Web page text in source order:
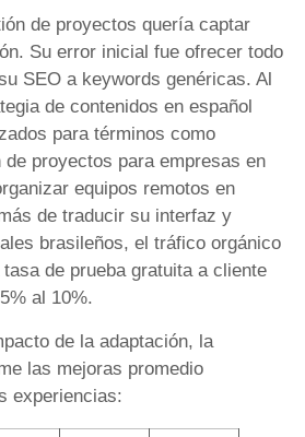
de proyectos quería captar
Su error inicial fue ofrecer todo
SEO a keywords genéricas. Al
de contenidos en español
para términos como
de proyectos para empresas en
equipos remotos en
de traducir su interfaz y
brasileños, el tráfico orgánico
de prueba gratuita a cliente
al 10%.
de la adaptación, la
las mejoras promedio
experiencias: